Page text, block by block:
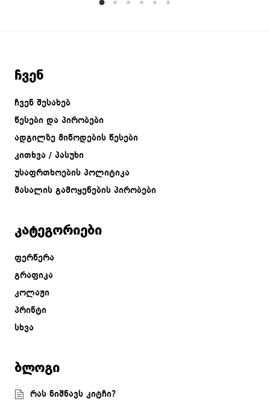
ჩვენ
ჩვენ შესახებ
წესები და პირობები
ადგილზე მიწოდების წესები
კითხვა / პასუხი
უსაფრთხოების პოლიტიკა
მასალის გამოყენების პირობები
კატეგორიები
ფერწერა
გრაფიკა
კოლაჟი
პრინტი
სხვა
ბლოგი
რას ნიშნავს კიტჩი?